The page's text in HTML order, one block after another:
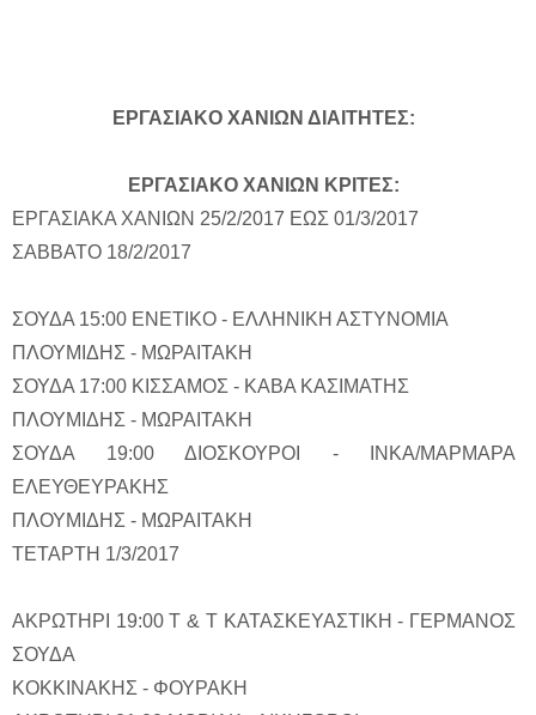
EΡΓΑΣΙΑΚO ΧΑΝΙΩΝ ΔΙΑΙΤΗΤΕΣ:
EΡΓΑΣΙΑΚO ΧΑΝΙΩΝ ΚΡΙΤΕΣ:
ΕΡΓΑΣΙΑΚΑ ΧΑΝΙΩΝ 25/2/2017 ΕΩΣ 01/3/2017
ΣΑΒΒΑΤΟ 18/2/2017
ΣΟΥΔΑ 15:00 ΕΝΕΤΙΚΟ - ΕΛΛΗΝΙΚΗ ΑΣΤΥΝΟΜΙΑ
ΠΛΟΥΜΙΔΗΣ - ΜΩΡΑΙΤΑΚΗ
ΣΟΥΔΑ 17:00 ΚΙΣΣΑΜΟΣ - ΚΑΒΑ ΚΑΣΙΜΑΤΗΣ
ΠΛΟΥΜΙΔΗΣ - ΜΩΡΑΙΤΑΚΗ
ΣΟΥΔΑ 19:00 ΔΙΟΣΚΟΥΡΟΙ - ΙΝΚΑ/ΜΑΡΜΑΡΑ
ΕΛΕΥΘΕΥΡΑΚΗΣ
ΠΛΟΥΜΙΔΗΣ - ΜΩΡΑΙΤΑΚΗ
ΤΕΤΑΡΤΗ 1/3/2017
ΑΚΡΩΤΗΡΙ 19:00 Τ & Τ ΚΑΤΑΣΚΕΥΑΣΤΙΚΗ - ΓΕΡΜΑΝΟΣ
ΣΟΥΔΑ
ΚΟΚΚΙΝΑΚΗΣ - ΦΟΥΡΑΚΗ